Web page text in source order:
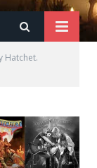
Hatchet.